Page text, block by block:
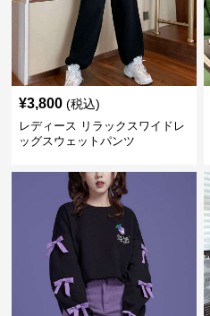
¥3,800 (税込)
レディース リラックスワイドレ
ッグスウェットパンツ